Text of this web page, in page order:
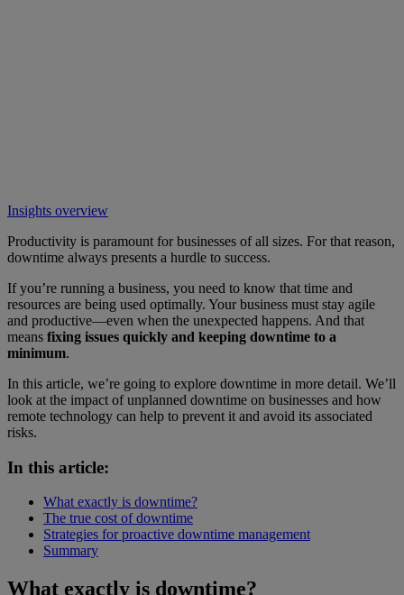
Insights overview
Productivity is paramount for businesses of all sizes. For that reason,
downtime always presents a hurdle to success.
If you’re running a business, you need to know that time and
resources are being used optimally. Your business must stay agile
and productive—even when the unexpected happens. And that
means fixing issues quickly and keeping downtime to a
minimum.
In this article, we’re going to explore downtime in more detail. We’ll
look at the impact of unplanned downtime on businesses and how
remote technology can help to prevent it and avoid its associated
risks.
In this article:
What exactly is downtime?
The true cost of downtime
Strategies for proactive downtime management
Summary
What exactly is downtime?